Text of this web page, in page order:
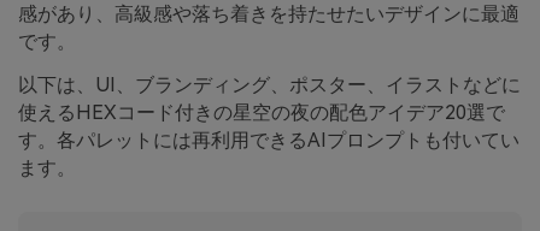
感があり、高級感や落ち着きを持たせたいデザインに最適
です。
以下は、UI、ブランディング、ポスター、イラストなどに
使えるHEXコード付きの星空の夜の配色アイデア20選で
す。各パレットには再利用できるAIプロンプトも付いてい
ます。